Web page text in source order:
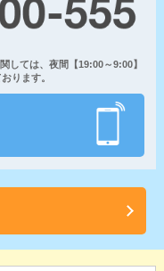
しては、夜間【19:00～9:00】
ります。